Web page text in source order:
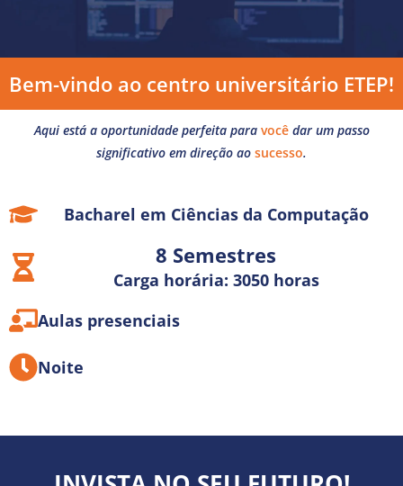
Bem-vindo ao centro universitário ETEP!
Aqui está a oportunidade perfeita para vocêdar um passo
significativo em direção ao sucesso.
Bacharel em Ciências da Computação
8 Semestres
Carga horária: 3050 horas
Aulas presenciais
Noite